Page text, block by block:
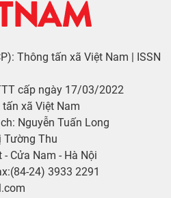
Thông tấn xã Việt Nam | ISSN
cấp ngày 17/03/2022
xã Việt Nam
Nguyễn Tuấn Long
Tường Thu
Cửa Nam - Hà Nội
24) 3933 2291